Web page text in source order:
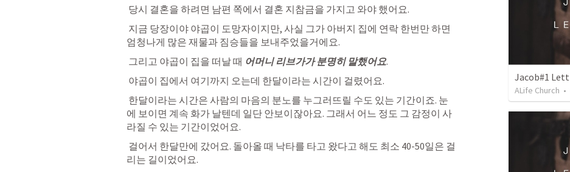
당시 결혼을 하려면 남편 쪽에서 결혼 지참금을 가지고 와야 했어요.
지금 당장이야 야곱이 도망자이지만, 사실 그가 아버지 집에 연락 한번만 하면
엄청나게 많은 재물과 짐승들을 보내주었을거에요.
그리고 야곱이 집을 떠날 때 어머니 리브가가 분명히 말했어요.
야곱이 집에서 여기까지 오는데 한달이라는 시간이 걸렸어요.
한달이라는 시간은 사람의 마음의 분노를 누그러뜨릴 수도 있는 기간이죠. 눈
에 보이면 계속 화가 날텐데 일단 안보이잖아요. 그래서 어느 정도 그 감정이 사
라질 수 있는 기간이었어요.
걸어서 한달만에 갔어요. 돌아올 때 낙타를 타고 왔다고 해도 최소 40-50일은 걸
리는 길이었어요.
Jacob#1
ALife Church •